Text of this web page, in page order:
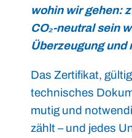
wohin wir gehen:
CO₂-neutral sein
Überzeugung und
Das Zertifikat,
technisches
mutig und
zählt – und jedes